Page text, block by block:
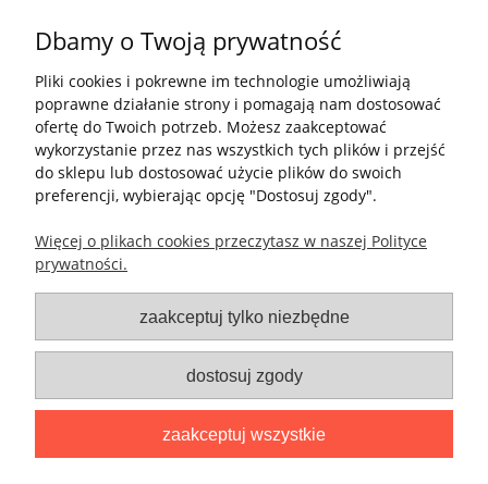
Pomoc
Informacje
O nas
Info kubki nadruk wysyłka
Dbamy o Twoją prywatność
Pliki cookies i pokrewne im technologie umożliwiają
poprawne działanie strony i pomagają nam dostosować
ofertę do Twoich potrzeb. Możesz zaakceptować
wykorzystanie przez nas wszystkich tych plików i przejść
do sklepu lub dostosować użycie plików do swoich
preferencji, wybierając opcję "Dostosuj zgody".
Więcej o plikach cookies przeczytasz w naszej Polityce
prywatności.
zaakceptuj tylko niezbędne
dostosuj zgody
zaakceptuj wszystkie